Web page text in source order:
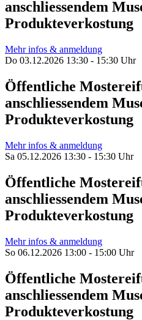
anschliessendem
Produkteverkostung
Mehr infos & anmeldung
Do 03.12.2026 13:30 - 15:30 Uhr
Öffentliche
anschliessendem
Produkteverkostung
Mehr infos & anmeldung
Sa 05.12.2026 13:30 - 15:30 Uhr
Öffentliche
anschliessendem
Produkteverkostung
Mehr infos & anmeldung
So 06.12.2026 13:00 - 15:00 Uhr
Öffentliche
anschliessendem
Produkteverkostung